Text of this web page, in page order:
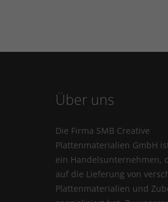
Über uns
Die Firma SMB Creative
Plattenmaterialien GmbH
ein Handelsunternehmen,
auf die Lieferung von
Plattenmaterialien und